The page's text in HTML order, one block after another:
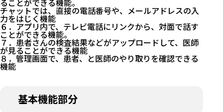
ることができる機能。
チャットでは、直接の電話番号や、メールアドレスの入
力をはじく機能
６．アプリ内で、テレビ電話にリンクから、対面で話す
ことができる機能。
７．患者さんの検査結果などがアップロードして、医師
が見ることができる機能
８．管理画面で、患者、と医師のやり取りを確認できる
機能
基本機能部分